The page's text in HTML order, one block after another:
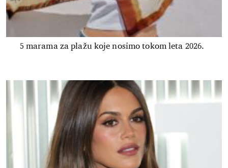
5 marama za plažu koje nosimo tokom leta 2026.